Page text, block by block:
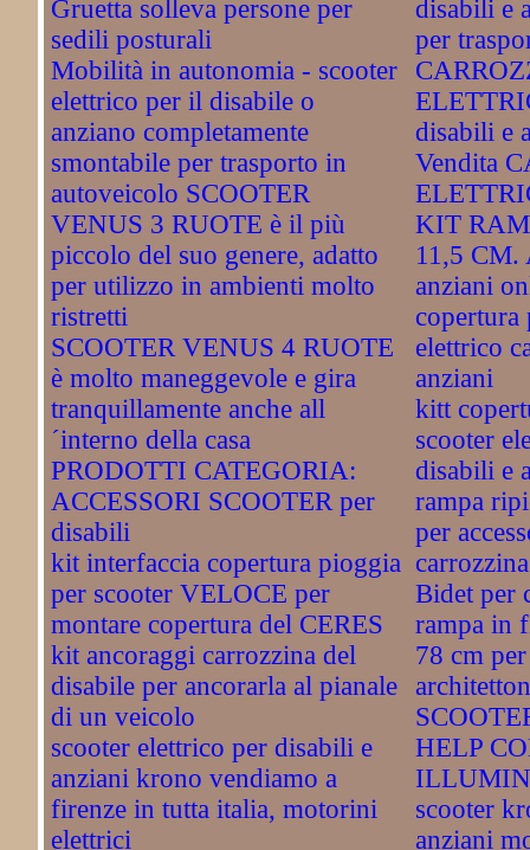
Gruetta solleva persone per
sedili posturali
Mobilità in autonomia - scooter
elettrico per il disabile o
anziano completamente
smontabile per trasporto in
autoveicolo SCOOTER
VENUS 3 RUOTE è il più
piccolo del suo genere, adatto
per utilizzo in ambienti molto
ristretti
SCOOTER VENUS 4 RUOTE
è molto maneggevole e gira
tranquillamente anche all
´interno della casa
PRODOTTI CATEGORIA:
ACCESSORI SCOOTER per
disabili
kit interfaccia copertura pioggia
per scooter VELOCE per
montare copertura del CERES
kit ancoraggi carrozzina del
disabile per ancorarla al pianale
di un veicolo
scooter elettrico per disabili e
anziani krono vendiamo a
firenze in tutta italia, motorini
elettrici
disabili e
per
disabili e
Vendita
KIT
11,5 CM.
anziani
copertura
elettrico
anziani
kitt
scooter
disabili e
rampa
per
carrozzina
Bidet per
rampa in
78 cm
HELP
scooter
anziani